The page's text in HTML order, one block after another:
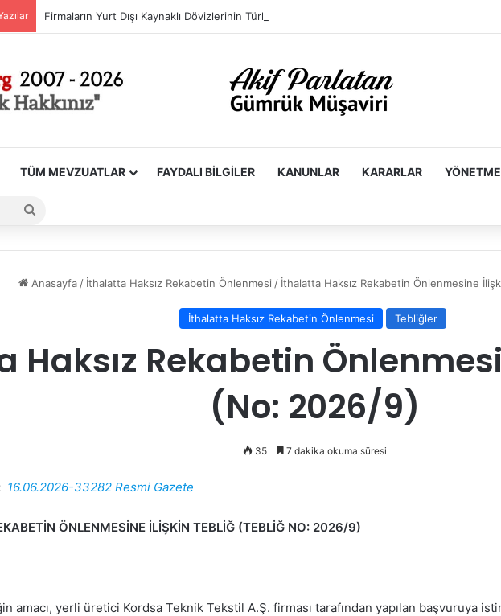
TÜM MEVZUATLAR FAYDALI BILGILER KANUNLAR KARARLAR
Anasayfa / İthalatta Haksız Rekabetin Önlenmesi / İthalatta Haksız Rekabetin Önlenmesine
İthalatta Haksız Rekabetin Önlenmesi Tebliğler
Haksız Rekabetin
(No: 2026/9)
35 7 dakika okuma süresi
16.06.2026-33282 Resmi Gazete
ÖNLENMESİNE İLİŞKİN TEBLİĞ (TEBLİĞ NO: 2026/9)
amacı, yerli üretici Kordsa Teknik Tekstil A.Ş. firması tarafından yapılan başvuruya